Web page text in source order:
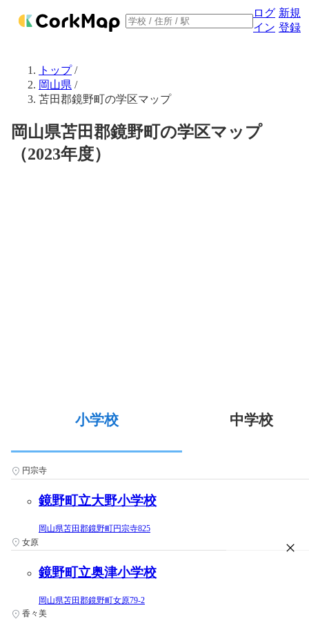
ログ
イン
新規
登録
トップ/
岡山県 /
苫田郡鏡野町の学区マップ
岡山県苫田郡鏡野町の学区マップ
（2023年度）
小学校 中学校
円宗寺
鏡野町立大野小学校
岡山県苫田郡鏡野町円宗寺825
女原
鏡野町立奥津小学校
岡山県苫田郡鏡野町女原79-2
香々美